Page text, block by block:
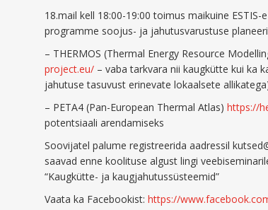
18.mail kell 18:00-19:00 toimus maikuine
programme soojus- ja jahutusvarustuse
– THERMOS (Thermal Energy Resource
project.eu/ – vaba tarkvara nii kaugkütte kui ka
jahutuse tasuvust erinevate lokaalsete
– PETA4 (Pan-European Thermal Atlas)https://
potentsiaali arendamiseks
Soovijatel palume registreerida aadressil
saavad enne koolituse algust lingi
“Kaugkütte- ja kaugjahutussüsteemid”
Vaata ka Facebookist:https://